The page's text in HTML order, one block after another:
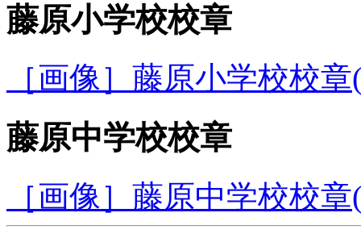
藤原小学校校章
［画像］藤原小学校校
藤原中学校校章
［画像］藤原中学校校